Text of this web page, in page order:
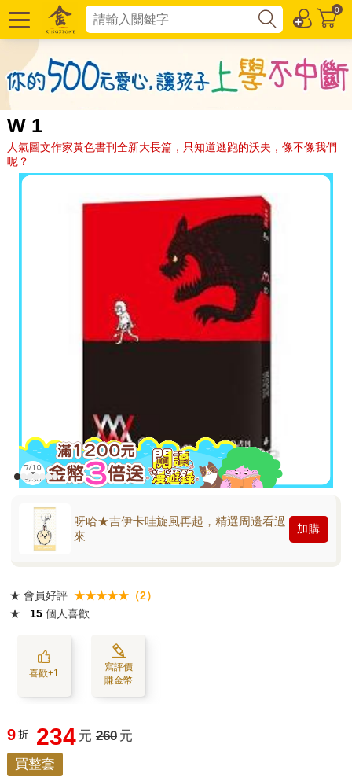
0
W 1
人氣圖文作家黃色書刊全新大長篇，只知道逃跑的沃夫，像不像我們
呢？
呀哈★吉伊卡哇旋風再起，精選周邊看過
來
加購
★ 會員好評 ★★★★★（2）
★
15 個人喜歡
喜歡+1
寫評價
賺金幣
9 折 234 元 260 元
買整套